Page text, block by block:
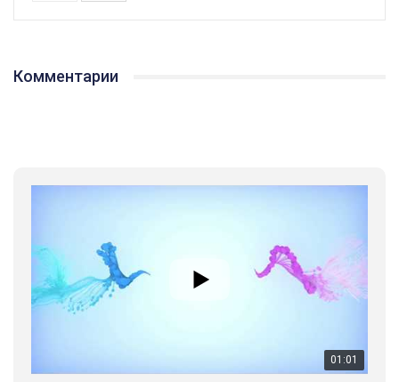
Комментарии
01:01
17 травня IDAHO. Міжнародний день боротьби з гомофобією трансфобією і біфобія.
провести вуличні акції. Наше відео-звернення про те, що
навіть коли ми у різних містах та не можемо зустрінеться, ми